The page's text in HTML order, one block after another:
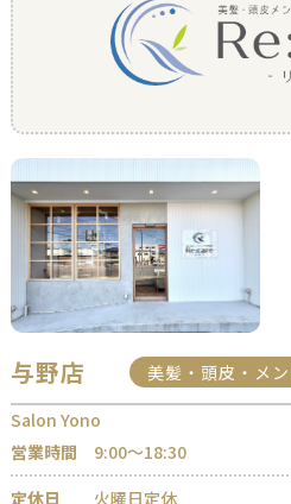
与野店
美髪・頭皮・メ
Salon Yono
営業時間
9:00〜18:30
定休日
火曜日定休